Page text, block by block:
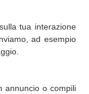
tua interazione
ad esempio
annuncio o compili